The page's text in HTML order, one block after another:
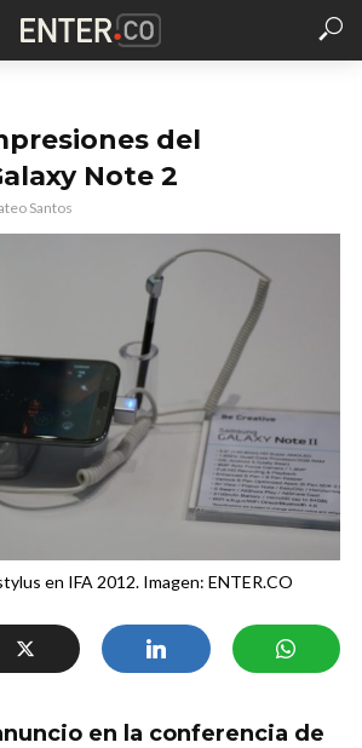
del
Note 2
Santos
en IFA 2012. Imagen: ENTER.CO
en la conferencia de